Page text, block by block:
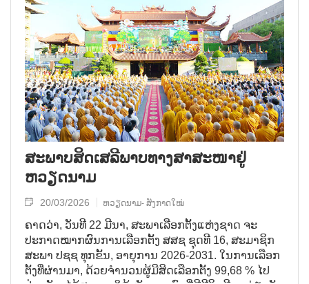
ສະ​ພາບ​ສິດ​ເສ​ລີ​ພາບ​ທາງ​ສາ​ສະ​ໜາ​ຢູ່
ຫວຽດ​ນາມ
20/03/2026 ຫວຽດນາມ- ສັງກາດໃໝ່
ຄາດວ່າ, ວັນທີ 22 ມີນາ, ສະພາເລືອກຕັ້ງແຫ່ງຊາດ ຈະ
ປະກາດໝາກຜົນການເລືອກຕັ້ງ ສສຊ ຊຸດທີ 16, ສະມາຊິກ
ສະພາ ປຊຊ ທຸກຂັ້ນ, ອາຍຸການ 2026-2031. ໃນການເລືອກ
ຕັ້ງທີ່ຜ່ານມາ, ດ້ວຍຈຳນວນຜູ້ມີສິດເລືອກຕັ້ງ 99,68 % ໄປ